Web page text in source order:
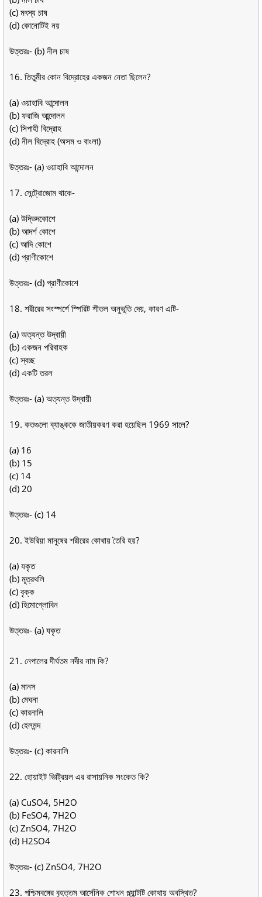
(c) মৎস্য চাষ
(d) কোনোটিই নয়
উত্তরঃ- (b) নীল চাষ
16. তিতুমীর কোন বিদ্রোহের একজন নেতা ছিলেন?
(a) ওয়াহাবি আন্দোলন
(b) ফরাজি আন্দোলন
(c) সিপাহী বিদ্রোহ
(d) নীল বিদ্রোহ (অসম ও বাংলা)
উত্তরঃ- (a) ওয়াহাবি আন্দোলন
17. সেন্ট্রোজোম থাকে-
(a) উদ্ভিদকোশে
(b) আদর্শ কোশে
(c) আদি কোশে
(d) প্রাণীকোশে
উত্তরঃ- (d) প্রাণীকোশে
18. শরীরের সংস্পর্শে স্পিরিট শীতল অনুভূতি দেয়, কারণ এটি-
(a) অত্যন্ত উদ্বায়ী
(b) একজন পরিবাহক
(c) স্বচ্ছ
(d) একটি তরল
উত্তরঃ- (a) অত্যন্ত উদ্বায়ী
19. কতগুলো ব্যাঙ্ককে জাতীয়করণ করা হয়েছিল 1969 সালে?
(a) 16
(b) 15
(c) 14
(d) 20
উত্তরঃ- (c) 14
20. ইউরিয়া মানুষের শরীরের কোথায় তৈরি হয়?
(a) যকৃত
(b) মূত্রথলি
(c) বৃক্ক
(d) হিমোগ্লোবিন
উত্তরঃ- (a) যকৃত
21. নেপালের দীর্ঘতম নদীর নাম কি?
(a) মানস
(b) মেঘনা
(c) কারনালি
(d) হেলমন্দ
উত্তরঃ- (c) কারনালি
22. হোয়াইট ভিট্রিয়ল এর রাসায়নিক সংকেত কি?
(a) CuSO4, 5H2O
(b) FeSO4, 7H2O
(c) ZnSO4, 7H2O
(d) H2SO4
উত্তরঃ- (c) ZnSO4, 7H2O
23. পশ্চিমবঙ্গের বৃহত্তম আর্সেনিক শোধন প্ল্যান্টটি কোথায় অবস্থিত?